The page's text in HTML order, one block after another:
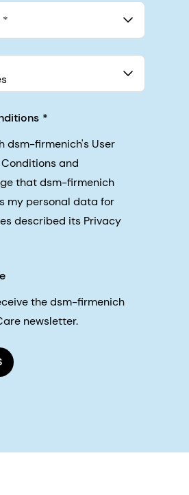
90375, San Francisco, California, US
dsm-firmenich's User
and
that dsm-firmenich
my personal data for
described its Privacy
the dsm-firmenich
newsletter.